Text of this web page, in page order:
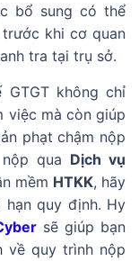
bổ sung có thể
khi cơ quan
tra tại trụ sở.
không chỉ
việc mà còn giúp
phạt chậm nộp
qua Dịch vụ
mềm HTKK, hãy
quy định. Hy
sẽ giúp bạn
về quy trình nộp